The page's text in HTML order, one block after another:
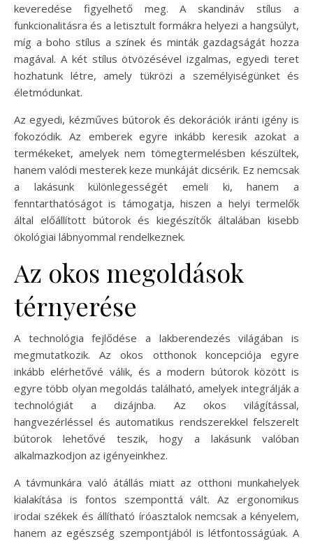
keveredése figyelhető meg. A skandináv stílus a
funkcionalitásra és a letisztult formákra helyezi a hangsúlyt,
míg a boho stílus a színek és minták gazdagságát hozza
magával. A két stílus ötvözésével izgalmas, egyedi teret
hozhatunk létre, amely tükrözi a személyiségünket és
életmódunkat.
Az egyedi, kézműves bútorok és dekorációk iránti igény is
fokozódik. Az emberek egyre inkább keresik azokat a
termékeket, amelyek nem tömegtermelésben készültek,
hanem valódi mesterek keze munkáját dicsérik. Ez nemcsak
a lakásunk különlegességét emeli ki, hanem a
fenntarthatóságot is támogatja, hiszen a helyi termelők
által előállított bútorok és kiegészítők általában kisebb
ökológiai lábnyommal rendelkeznek.
Az okos megoldások
térnyerése
A technológia fejlődése a lakberendezés világában is
megmutatkozik. Az okos otthonok koncepciója egyre
inkább elérhetővé válik, és a modern bútorok között is
egyre több olyan megoldás található, amelyek integrálják a
technológiát a dizájnba. Az okos világítással,
hangvezérléssel és automatikus rendszerekkel felszerelt
bútorok lehetővé teszik, hogy a lakásunk valóban
alkalmazkodjon az igényeinkhez.
A távmunkára való átállás miatt az otthoni munkahelyek
kialakítása is fontos szemponttá vált. Az ergonomikus
irodai székek és állítható íróasztalok nemcsak a kényelem,
hanem az egészség szempontjából is létfontosságúak. A